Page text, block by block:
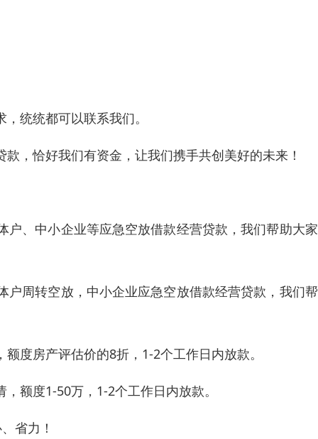
统统都可以联系我们。
，恰好我们有资金，让我们携手共创美好的未来！
、中小企业等应急空放借款经营贷款，我们帮助大
周转空放，中小企业应急空放借款经营贷款，我们
度房产评估价的8折，1-2个工作日内放款。
额度1-50万，1-2个工作日内放款。
省力！